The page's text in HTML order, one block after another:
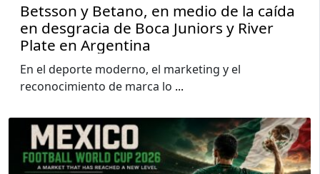
Betsson y Betano, en medio de la caída
en desgracia de Boca Juniors y River
Plate en Argentina
En el deporte moderno, el marketing y el
reconocimiento de marca lo ...